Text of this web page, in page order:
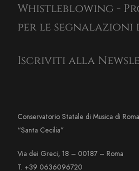
Whistleblowing -
per le
Iscriviti alla
Conservatorio Statale di Musica di Roma
“Santa Cecilia”
Via dei Greci, 18 – 00187 – Roma
T. +39 0636096720